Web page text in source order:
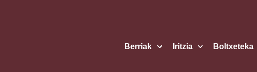
Berriak Iritzia Boltxe­te­ka